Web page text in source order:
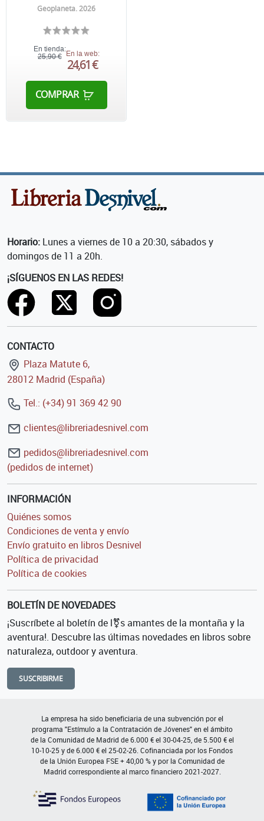
Geoplaneta. 2026
En tienda:
25,90 € En la web:
24,61 €
COMPRAR
Horario: Lunes a viernes de 10 a 20:30, sábados y
domingos de 11 a 20h.
¡SÍGUENOS EN LAS REDES!
CONTACTO
Plaza Matute 6,
28012 Madrid (España)
Tel.: (+34) 91 369 42 90
clientes@libreriadesnivel.com
pedidos@libreriadesnivel.com
(pedidos de internet)
INFORMACIÓN
Quiénes somos
Condiciones de venta y envío
Envío gratuito en libros Desnivel
Política de privacidad
Política de cookies
BOLETÍN DE NOVEDADES
¡Suscríbete al boletín de l⚧s amantes de la montaña y la
aventura!. Descubre las últimas novedades en libros sobre
naturaleza, outdoor y aventura.
SUSCRIBIRME
La empresa ha sido beneficiaria de una subvención por el
programa "Estímulo a la Contratación de Jóvenes" en el ámbito
de la Comunidad de Madrid de 6.000 € el 30-04-25, de 5.500 € el
10-10-25 y de 6.000 € el 25-02-26. Cofinanciada por los Fondos
de la Unión Europea FSE + 40,00 % y por la Comunidad de
Madrid correspondiente al marco financiero 2021-2027.